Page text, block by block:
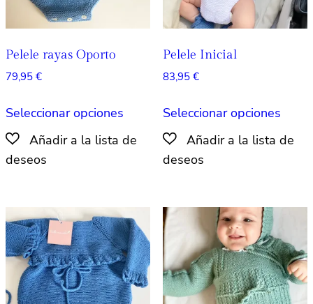
de
producto
de
Pelele rayas Oporto
79,95€
Seleccionar opciones producto
tiene
múltiples
opciones
se
pueden
elegir
en
Pelele Inicial
83,95€
Seleccionar opciones
tiene
se
elegir
en